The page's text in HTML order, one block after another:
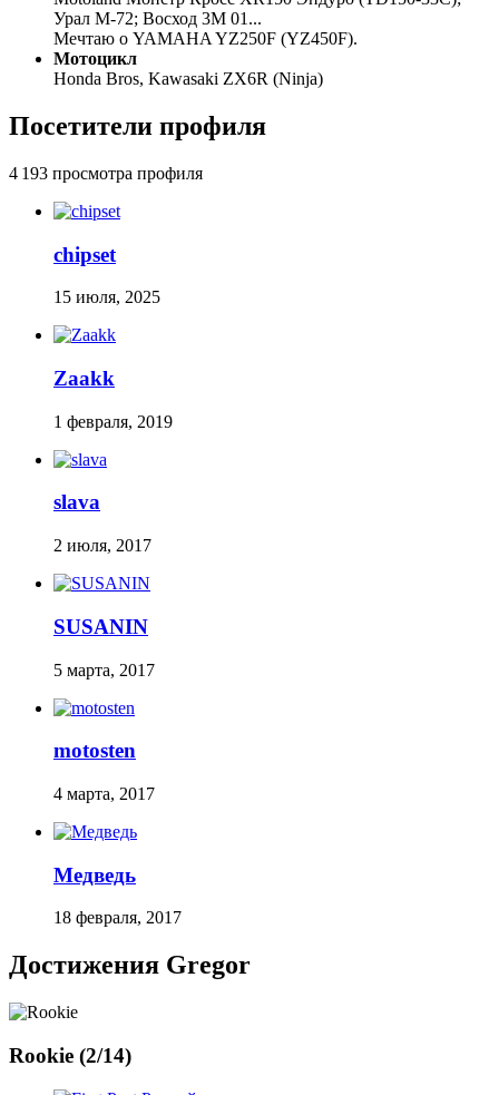
Урал М-72; Восход 3М 01...
Мечтаю о YAMAHA YZ250F (YZ450F).
Мотоцикл
Honda Bros, Kawasaki ZX6R (Ninja)
Посетители профиля
4 193 просмотра профиля
chipset
15 июля, 2025
Zaakk
1 февраля, 2019
slava
2 июля, 2017
SUSANIN
5 марта, 2017
motosten
4 марта, 2017
Медведь
18 февраля, 2017
Достижения Gregor
Rookie (2/14)